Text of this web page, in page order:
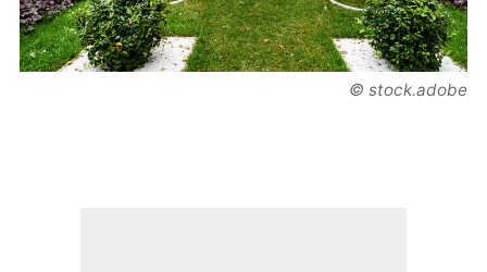
© stock.adobe